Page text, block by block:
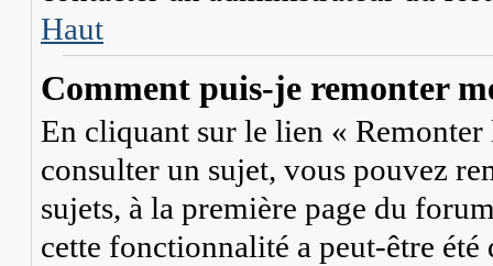
Haut
Comment puis-je remonter
En cliquant sur le lien « Remonter
consulter un sujet, vous pouvez
sujets, à la première page du
cette fonctionnalité a peut-être été